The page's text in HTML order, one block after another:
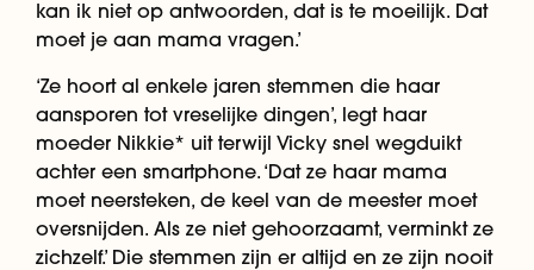
kan ik niet op antwoorden, dat is te moeilijk. Dat
moet je aan mama vragen.’
‘Ze hoort al enkele jaren stemmen die haar
aansporen tot vreselijke dingen’, legt haar
moeder Nikkie* uit terwijl Vicky snel wegduikt
achter een smartphone. ‘Dat ze haar mama
moet neersteken, de keel van de meester moet
oversnijden. Als ze niet gehoorzaamt, verminkt ze
zichzelf.’ Die stemmen zijn er altijd en ze zijn nooit